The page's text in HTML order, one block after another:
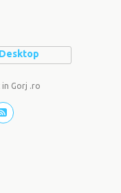
Desktop
Gorj .ro